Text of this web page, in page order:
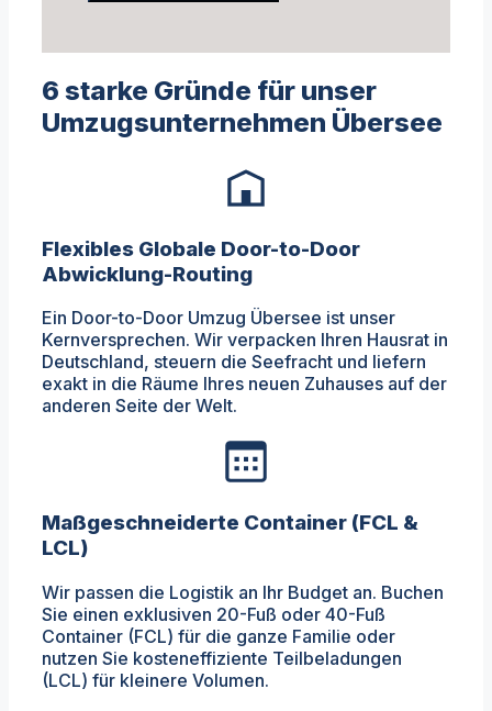
6 starke Gründe für unser
Umzugsunternehmen Übersee
Flexibles Globale Door-to-Door
Abwicklung-Routing
Ein Door-to-Door Umzug Übersee ist unser
Kernversprechen. Wir verpacken Ihren Hausrat in
Deutschland, steuern die Seefracht und liefern
exakt in die Räume Ihres neuen Zuhauses auf der
anderen Seite der Welt.
Maßgeschneiderte Container (FCL &
LCL)
Wir passen die Logistik an Ihr Budget an. Buchen
Sie einen exklusiven 20-Fuß oder 40-Fuß
Container (FCL) für die ganze Familie oder
nutzen Sie kosteneffiziente Teilbeladungen
(LCL) für kleinere Volumen.